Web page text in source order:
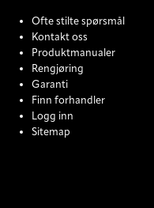
Ofte stilte spørsmål
Kontakt oss
Produktmanualer
Rengjøring
Garanti
Finn forhandler
Logg inn
Sitemap